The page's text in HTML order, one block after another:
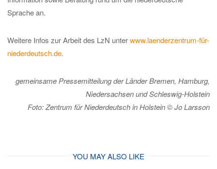
Sprache an.
Weitere Infos zur Arbeit des LzN unterwww.laenderzentrum-für-
niederdeutsch.de.
gemeinsame Pressemitteilung der Länder Bremen, Hamburg,
Niedersachsen und Schleswig-Holstein
Foto: Zentrum für Niederdeutsch in Holstein © Jo Larsson
YOU MAY ALSO LIKE